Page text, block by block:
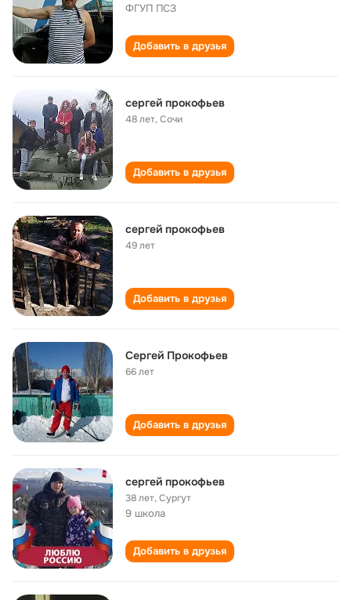
ФГУП ПСЗ
Добавить в друзья
сергей прокофьев
48 лет,Сочи
Добавить в друзья
сергей прокофьев
49 лет
Добавить в друзья
Сергей Прокофьев
66 лет
Добавить в друзья
сергей прокофьев
38 лет,Сургут
9 школа
Добавить в друзья